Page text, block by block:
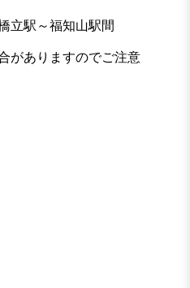
立駅～福知山駅間
がありますのでご注意